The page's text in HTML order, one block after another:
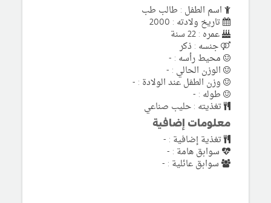
اسم الطفل : طالب طب
تاريخ ولادته : 2000
عمره : 22 سنة
جنسه : ذكر
محيط رأسه : -
الوزن الحالي : -
وزن الطفل عند الولادة : -
طوله : -
تغذيته : حليب صناعي
معلومات إضافية
تغذية إضافية : -
سوابق هامة : -
سوابق عائلية : -